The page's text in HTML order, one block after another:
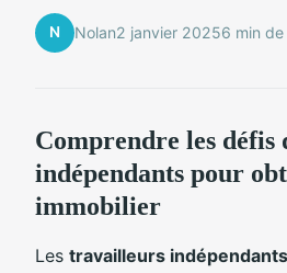
N Nolan2 janvier 20256 min
Comprendre les défis
indépendants pour
immobilier
Les travailleurs indépendants